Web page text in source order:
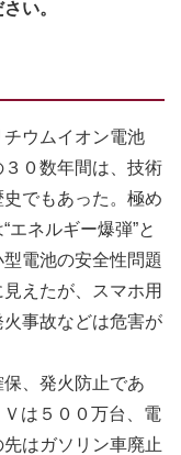
い。
ウムイオン電池
０数年間は、技術
でもあった。極め
ネルギー爆弾”と
電池の安全性問題
えたが、スマホ用
事故などは危害が
、発火防止であ
は５００万台、電
はガソリン車廃止